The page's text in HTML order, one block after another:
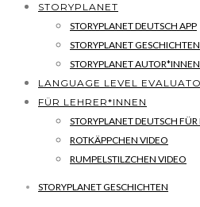
STORYPLANET
STORYPLANET DEUTSCH APP
STORYPLANET GESCHICHTEN
STORYPLANET AUTOR*INNEN
LANGUAGE LEVEL
FÜR LEHRER*INNEN
STORYPLANET DEUTSCH FÜR
ROTKÄPPCHEN VIDEO
RUMPELSTILZCHEN VIDEO
STORYPLANET GESCHICHTEN